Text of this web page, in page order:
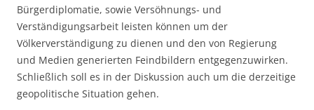
Bürgerdiplomatie, sowie Versöhnungs- und
Verständigungsarbeit leisten können um der
Völkerverständigung zu dienen und den von Regierung
und Medien generierten Feindbildern entgegenzuwirken.
Schließlich soll es in der Diskussion auch um die derzeitige
geopolitische Situation gehen.